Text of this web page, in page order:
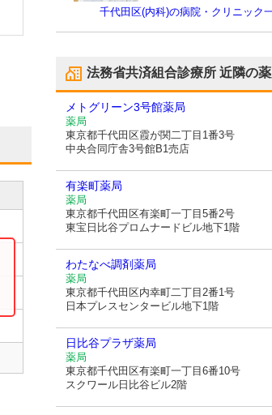
千代田区(内科)の病院・クリニック
法務省共済組合診療所 近隣の
メトグリーン3号館薬局
薬局
東京都千代田区霞が関二丁目1番3号
中央合同庁舎3号館B1売店
有楽町薬局
薬局
東京都千代田区有楽町一丁目5番2号
東宝日比谷プロムナードビル地下1階
わたなべ調剤薬局
薬局
東京都千代田区内幸町二丁目2番1号
日本プレスセンタービル地下1階
日比谷プラザ薬局
薬局
東京都千代田区有楽町一丁目6番10号
スクワール日比谷ビル2階